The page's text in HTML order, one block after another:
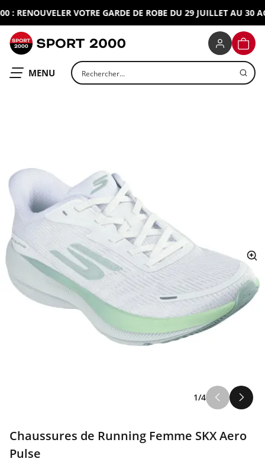
: RENOUVELER VOTRE GARDE DE ROBE DU 29 JUILLET AU 30
OUVRIR LE
MENU Rechercher un produit
1/4
Chaussures de Running Femme SKX Aero
Pulse